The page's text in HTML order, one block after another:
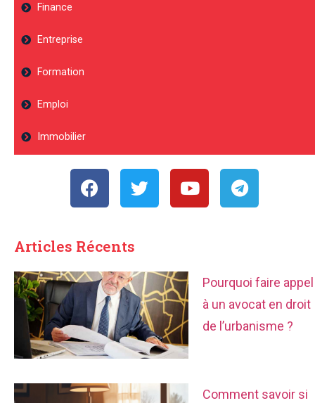
Finance
Entreprise
Formation
Emploi
Immobilier
Articles Récents
Pourquoi faire appel
à un avocat en droit
de l’urbanisme ?
Comment savoir si